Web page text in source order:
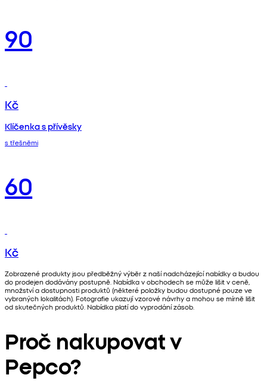
90
Kč
Klíčenka s přívěsky
s třešněmi
60
Kč
Zobrazené produkty jsou předběžný výběr z naší nadcházející nabídky a budou
do prodejen dodávány postupně. Nabídka v obchodech se může lišit v ceně,
množství a dostupnosti produktů (některé položky budou dostupné pouze ve
vybraných lokalitách). Fotografie ukazují vzorové návrhy a mohou se mírně lišit
od skutečných produktů. Nabídka platí do vyprodání zásob.
Proč nakupovat v
Pepco?